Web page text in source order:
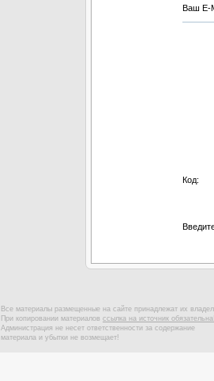
Ваш E-
Код:
Все материалы размещенные на сайте принадлежат их
При копировании материалов ссылка на источник
Администрация не несет ответственности за содержание
материала и убытки не возмещает!